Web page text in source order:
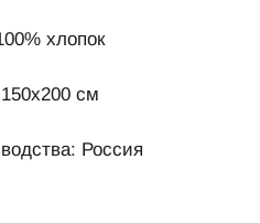
хлопок
см
Россия